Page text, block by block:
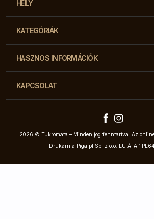
HELY
KATEGÓRIÁK
HASZNOS INFORMÁCIÓK
KAPCSOLAT
2026 © Tukromata – Minden jog fenntartva. Az
Drukarnia Piga.pl Sp. z o.o. EU ÁFA :